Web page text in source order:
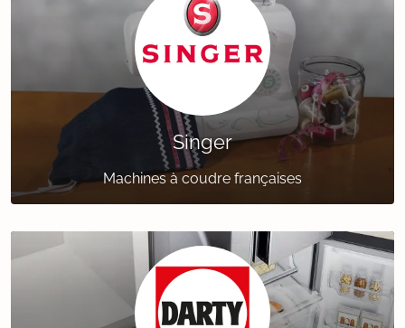
Singer
Machines à coudre françaises